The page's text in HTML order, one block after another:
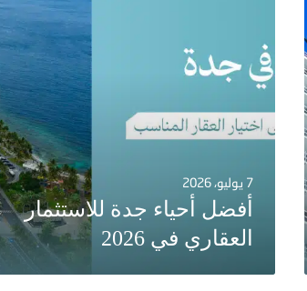
7 يوليو، 2026
أفضل أحياء جدة للاستثمار
العقاري في 2026